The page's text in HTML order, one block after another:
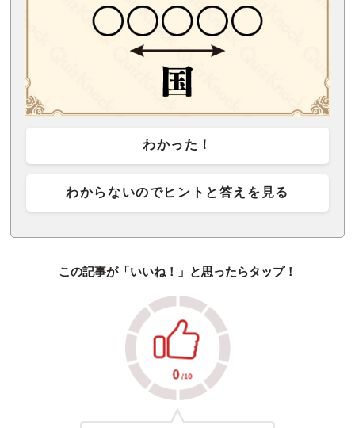
わかった！
わからないのでヒントと答えを見る
この記事が「いいね！」と思ったらタップ！